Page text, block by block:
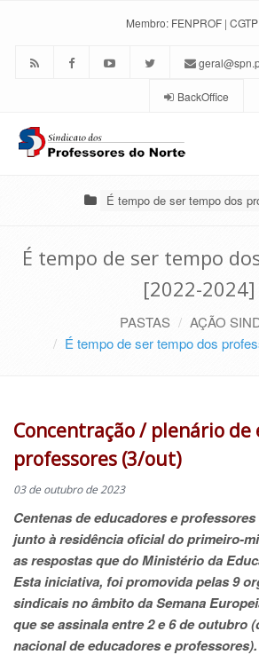
Membro: FENPROF | CGTP
BackOffice
É tempo de ser tempo dos
É tempo de ser tempo
[2022-2024]
PASTAS
AÇÃO
É tempo de ser tempo dos
Concentração / plenário de
professores (3/out)
03 de outubro de 2023
Centenas de educadores e
junto à residência oficial do primeiro-
as respostas que do Ministério da
Esta iniciativa, foi promovida pelas 9
sindicais no âmbito da Semana
que se assinala entre 2 e 6 de outubro
nacional de educadores e professores).